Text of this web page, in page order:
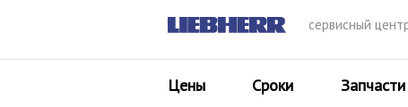
сервисный
Цены Сроки Запчасти